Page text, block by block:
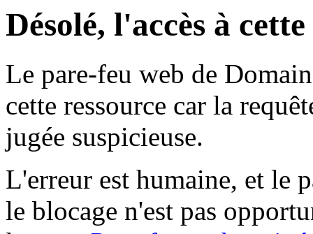
Désolé, l'accès à
Le pare-feu web de
cette ressource car la
jugée suspicieuse.
L'erreur est humaine, et le
le blocage n'est pas